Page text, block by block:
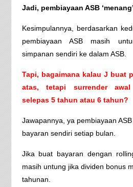
Jadi, pembiayaan ASB
Kesimpulannya, berdasarkan
pembiayaan ASB masih
simpanan sendiri ke dalam ASB.
Tapi, bagaimana kalau J buat
atas, tetapi surrender
selepas 5 tahun atau 6 tahun?
Jawapannya, ya pembiayaan
bayaran sendiri setiap bulan.
Jika buat bayaran dengan
masih untung jika dividen bonus
tahunan.